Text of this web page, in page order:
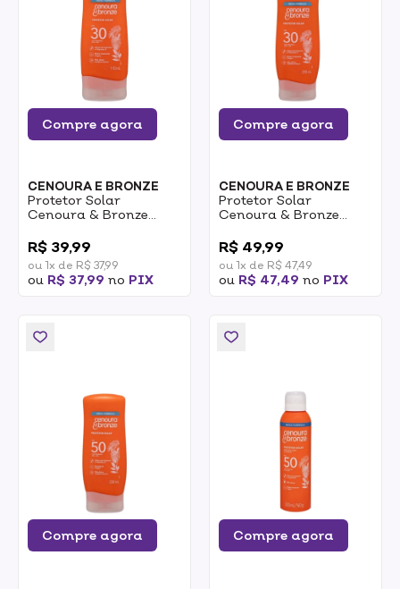
Compre agora
CENOURA E BRONZE
Protetor Solar
Cenoura & Bronze
R$ 39,99
ou 1x de R$ 37,99
ou R$ 37,99 no PIX
Compre agora
CENOURA E BRONZE
Protetor Solar
Cenoura & Bronze
R$ 49,99
ou 1x de R$ 47,49
ou R$ 47,49 no PIX
Compre agora Compre agora